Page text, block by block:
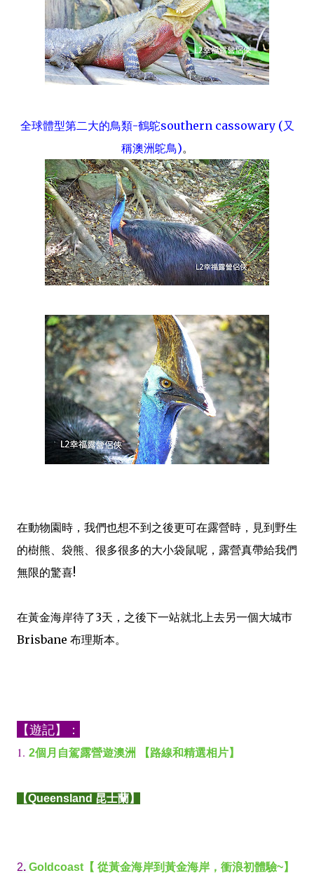
全球體型第二大的鳥類-鶴鴕southern cassowary (又
稱澳洲鴕鳥)。
在動物園時，我們也想不到之後更可在露營時，見到野生
的樹熊、袋熊、很多很多的大小袋鼠呢，露營真帶給我們
無限的驚喜!
在黃金海岸待了3天，之後下一站就北上去另一個大城巿
Brisbane 布理斯本。
【遊記】：
1. 2個月自駕露營遊澳洲 【路線和精選相片】
【Queensland 昆士蘭】
2. Goldcoast【 從黃金海岸到黃金海岸，衝浪初體驗~】